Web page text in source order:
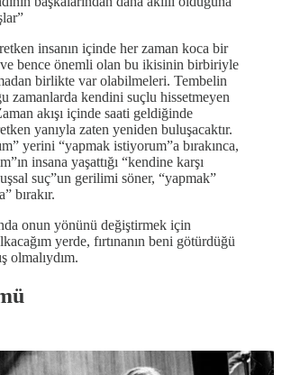
insanın içinde her zaman koca bir
ve bence önemli olan bu ikisinin birbiriyle
birlikte var olabilmeleri. Tembelin
zamanlarda kendini suçlu hissetmeyen
akışı içinde saati geldiğinde
yanıyla zaten yeniden buluşacaktır.
yerini “yapmak istiyorum”a bırakınca,
insana yaşattığı “kendine karşı
suç”un gerilimi söner, “yapmak”
bırakır.
onun yönünü değiştirmek için
yerde, fırtınanın beni götürdüğü
olmalıydım.